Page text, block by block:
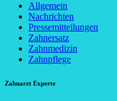
Allgemein
Nachrichten
Pressemitteilungen
Zahnersatz
Zahnmedizin
Zahnpflege
Zahnarzt Experte